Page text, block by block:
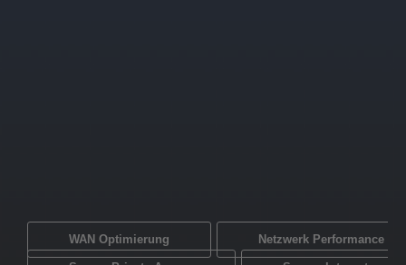
WAN Optimierung Netzwerk Performance